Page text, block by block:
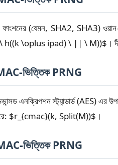
ফাংশনের (যেমন, SHA2, SHA3)
\oplus ipad) \ || \ M))$। দীর্ঘতর
ভিত্তিক PRNG
এনক্রিপশন স্ট্যান্ডার্ড (AES)
$r_{cmac}(k, Split(M))$।
ভিত্তিক PRNG